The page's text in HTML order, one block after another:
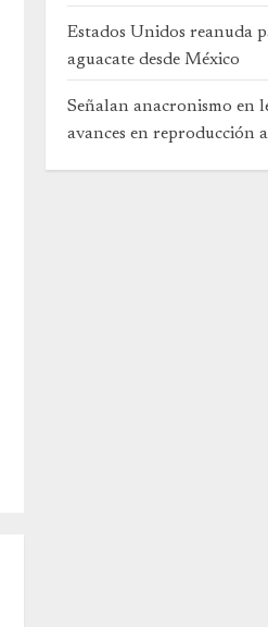
Estados Unidos reanuda
aguacate desde México
Señalan anacronismo en
avances en reproducción